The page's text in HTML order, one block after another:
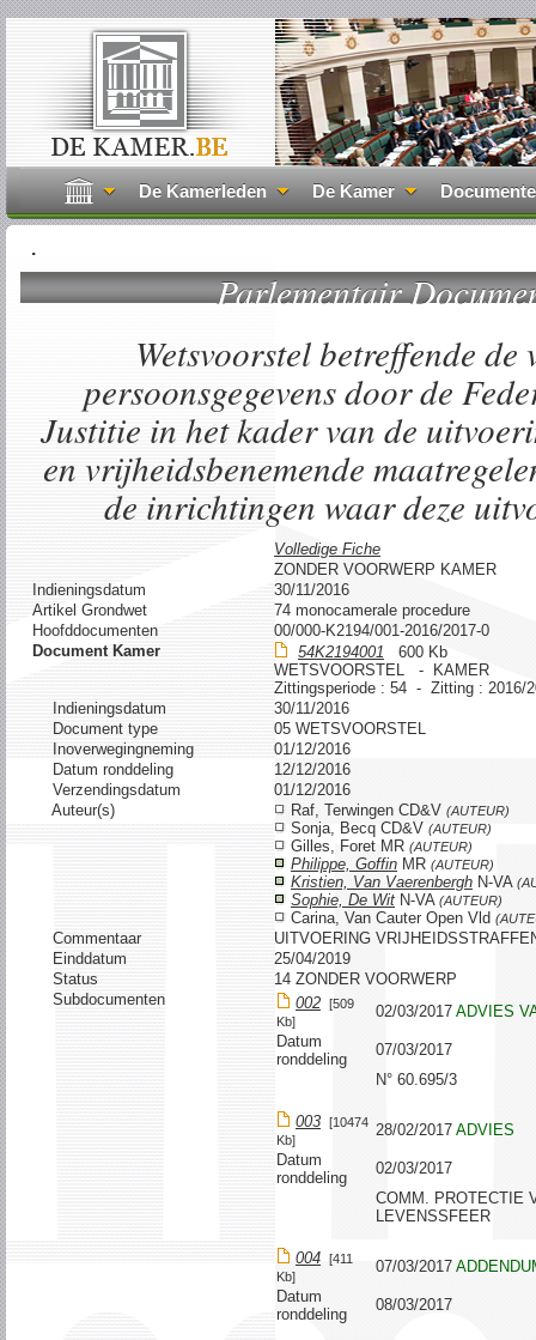
De Kamerleden De Kamer
.
Parlementair
Wetsvoorstel betreffende
persoonsgegevens door de
Justitie in het kader van de
en vrijheidsbenemende
de inrichtingen waar deze
Volledige Fiche
ZONDER VOORWERP KAMER
Indieningsdatum
30/11/2016
Artikel Grondwet
74 monocamerale procedure
Hoofddocumenten
00/000-K2194/001-2016/2017-0
Document Kamer
54K2194001 600 Kb
WETSVOORSTEL - KAMER
Zittingsperiode : 54 - Zitting : 2016/
Indieningsdatum
30/11/2016
Document type
05 WETSVOORSTEL
Inoverwegingneming
01/12/2016
Datum ronddeling
12/12/2016
Verzendingsdatum
01/12/2016
Auteur(s)
Raf, Terwingen CD&V (AUTEUR)
Sonja, Becq CD&V (AUTEUR)
Gilles, Foret MR (AUTEUR)
Philippe, Goffin MR (AUTEUR)
Kristien, Van Vaerenbergh N-VA
Sophie, De Wit N-VA (AUTEUR)
Carina, Van Cauter Open Vld
Commentaar
UITVOERING
Einddatum
25/04/2019
Status
14 ZONDER VOORWERP
Subdocumenten
002 [509
Kb]
02/03/2017 ADVIES
Datum
ronddeling
07/03/2017
N° 60.695/3
003 [10474
Kb]
28/02/2017 ADVIES
Datum
ronddeling
02/03/2017
COMM. PROTECTIE
LEVENSSFEER
004 [411
Kb]
07/03/2017
Datum
ronddeling
08/03/2017